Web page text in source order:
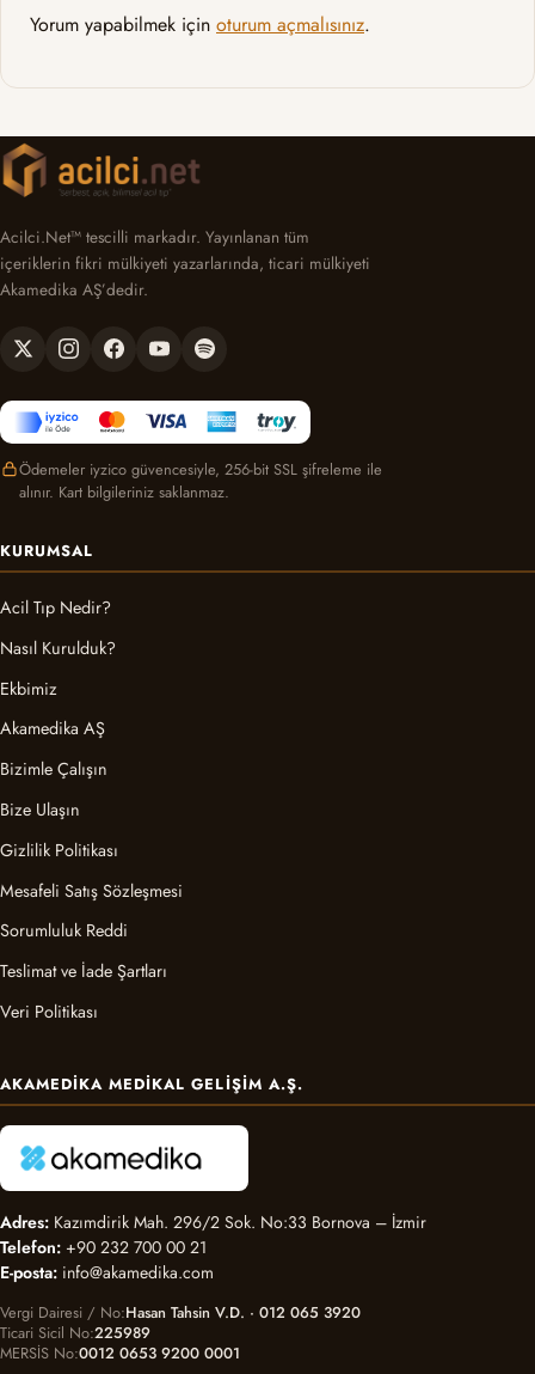
Yorum yapabilmek için oturum açmalısınız.
Acilci.Net™ tescilli markadır. Yayınlanan tüm
içeriklerin fikri mülkiyeti yazarlarında, ticari mülkiyeti
Akamedika AŞ’dedir.
Ödemeler iyzico güvencesiyle, 256-bit SSL şifreleme ile
alınır. Kart bilgileriniz saklanmaz.
KURUMSAL
Acil Tıp Nedir?
Nasıl Kurulduk?
Ekbimiz
Akamedika AŞ
Bizimle Çalışın
Bize Ulaşın
Gizlilik Politikası
Mesafeli Satış Sözleşmesi
Sorumluluk Reddi
Teslimat ve İade Şartları
Veri Politikası
AKAMEDIKA MEDIKAL GELIŞIM A.Ş.
Adres: Kazımdirik Mah. 296/2 Sok. No:33 Bornova – İzmir
Telefon: +90 232 700 00 21
E-posta: info@akamedika.com
Vergi Dairesi / No Hasan Tahsin V.D. · 012 065 3920
Ticari Sicil No 225989
MERSİS No 0012 0653 9200 0001